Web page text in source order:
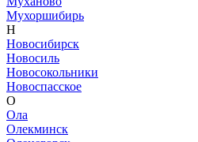
Мухоршибирь
Н
Новосибирск
Новосиль
Новосокольники
Новоспасское
О
Ола
Олекминск